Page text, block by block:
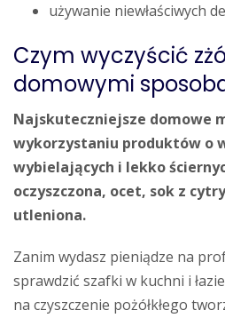
używanie niewłaściwych
Czym wyczyścić
domowymi
Najskuteczniejsze domowe
wykorzystaniu produktów o
wybielających i lekko
oczyszczona, ocet, sok z
utleniona.
Zanim wydasz pieniądze na
sprawdzić szafki w kuchni i
na czyszczenie pożółkłego